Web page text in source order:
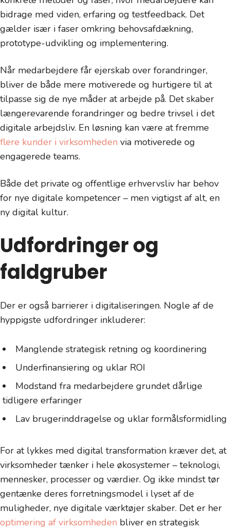
bidrage med viden, erfaring og testfeedback. Det
gælder især i faser omkring behovsafdækning,
prototype-udvikling og implementering.
Når medarbejdere får ejerskab over forandringer,
bliver de både mere motiverede og hurtigere til at
tilpasse sig de nye måder at arbejde på. Det skaber
længerevarende forandringer og bedre trivsel i det
digitale arbejdsliv. En løsning kan være at fremme
flere kunder i virksomheden via motiverede og
engagerede teams.
Både det private og offentlige erhvervsliv har behov
for nye digitale kompetencer – men vigtigst af alt, en
ny digital kultur.
Udfordringer og
faldgruber
Der er også barrierer i digitaliseringen. Nogle af de
hyppigste udfordringer inkluderer:
Manglende strategisk retning og koordinering
Underfinansiering og uklar ROI
Modstand fra medarbejdere grundet dårlige
tidligere erfaringer
Lav brugerinddragelse og uklar formålsformidling
For at lykkes med digital transformation kræver det, at
virksomheder tænker i hele økosystemer – teknologi,
mennesker, processer og værdier. Og ikke mindst tør
gentænke deres forretningsmodel i lyset af de
muligheder, nye digitale værktøjer skaber. Det er her
optimering af virksomheden bliver en strategisk